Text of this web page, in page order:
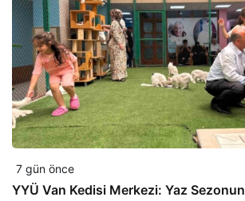
7 gün önce
YYÜ Van Kedisi Merkezi: Yaz